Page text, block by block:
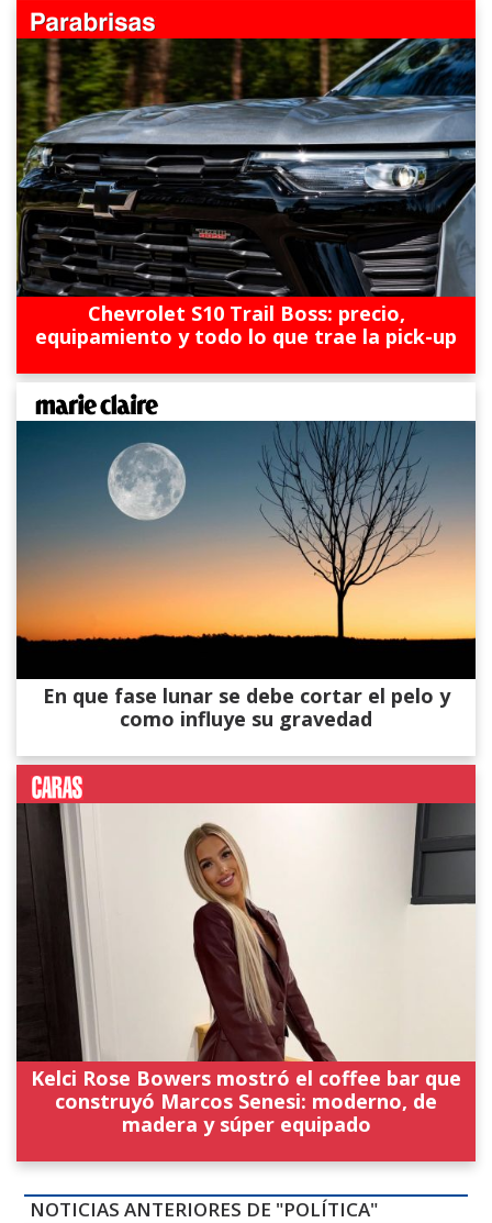
Chevrolet S10 Trail Boss: precio,
equipamiento y todo lo que trae la pick-up
En que fase lunar se debe cortar el pelo y
como influye su gravedad
Kelci Rose Bowers mostró el coffee bar que
construyó Marcos Senesi: moderno, de
madera y súper equipado
NOTICIAS ANTERIORES DE "POLÍTICA"